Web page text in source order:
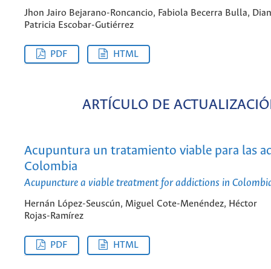
Jhon Jairo Bejarano-Roncancio, Fabiola Becerra Bulla,
Patricia Escobar-Gutiérrez
PDF HTML
ARTÍCULO DE
Acupuntura un tratamiento viable para las
Colombia
Acupuncture a viable treatment for addictions in
Hernán López-Seuscún, Miguel Cote-Menéndez, Héctor
Rojas-Ramírez
PDF HTML